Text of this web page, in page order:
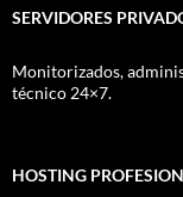
SERVIDORES
Monitorizados,
técnico 24×7.
HOSTING